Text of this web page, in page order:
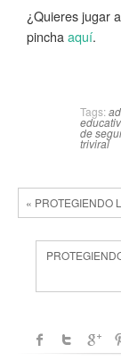
¿Quieres jugar
pinchaaquí.
Tags:
de
triviral
« PROTEGIENDO